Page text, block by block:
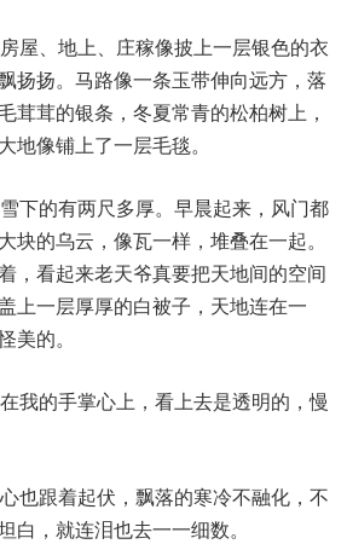
屋、地上、庄稼像披上一层银色的衣
扬扬。马路像一条玉带伸向远方，落
茸茸的银条，冬夏常青的松柏树上，
地像铺上了一层毛毯。
下的有两尺多厚。早晨起来，风门都
块的乌云，像瓦一样，堆叠在一起。
，看起来老天爷真要把天地间的空间
上一层厚厚的白被子，天地连在一
美的。
我的手掌心上，看上去是透明的，慢
也跟着起伏，飘落的寒冷不融化，不
白，就连泪也去一一细数。